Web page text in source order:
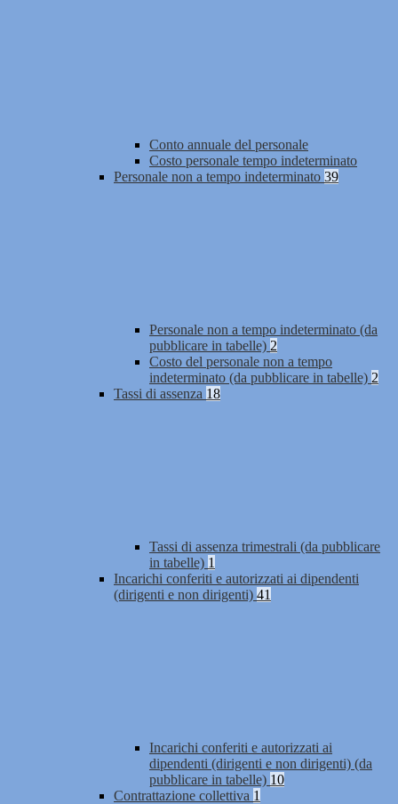
Conto annuale del personale
Costo personale tempo indeterminato
Personale non a tempo indeterminato 39
Personale non a tempo indeterminato (da
pubblicare in tabelle) 2
Costo del personale non a tempo
indeterminato (da pubblicare in tabelle) 2
Tassi di assenza 18
Tassi di assenza trimestrali (da pubblicare
in tabelle) 1
Incarichi conferiti e autorizzati ai dipendenti
(dirigenti e non dirigenti) 41
Incarichi conferiti e autorizzati ai
dipendenti (dirigenti e non dirigenti) (da
pubblicare in tabelle) 10
Contrattazione collettiva 1